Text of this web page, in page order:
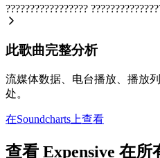
?????????????????
此歌曲完整分析
流媒体数据、电台播放、播放
处。
在Soundcharts上查看
查看 Expensive 在所